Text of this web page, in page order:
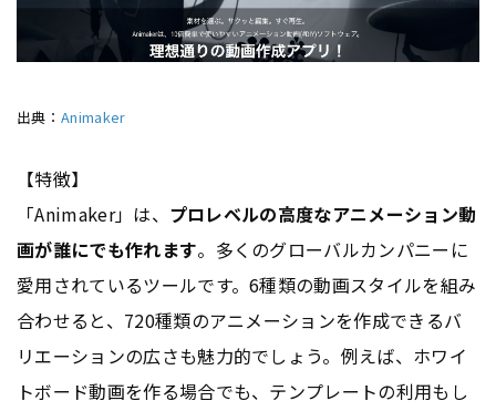
出典： Animaker
【特徴】
「Animaker」は、 プロレベルの高度なアニメーション動
画が誰にでも作れます。多くのグローバルカンパニーに
愛用されているツールです。6種類の動画スタイルを組み
合わせると、720種類のアニメーションを作成できるバ
リエーションの広さも魅力的でしょう。例えば、ホワイ
トボード動画を作る場合でも、テンプレートの利用もし